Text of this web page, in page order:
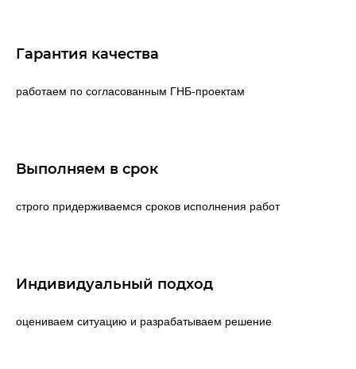
Гарантия качества
работаем по согласованным ГНБ-проектам
Выполняем в срок
строго придерживаемся сроков исполнения работ
Индивидуальный подход
оцениваем ситуацию и разрабатываем решение